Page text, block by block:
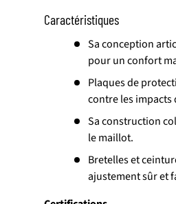
Caractéristiques
Sa conception
pour un confort
Plaques de
contre les
Sa construction
le maillot.
Bretelles et
ajustement sûr et